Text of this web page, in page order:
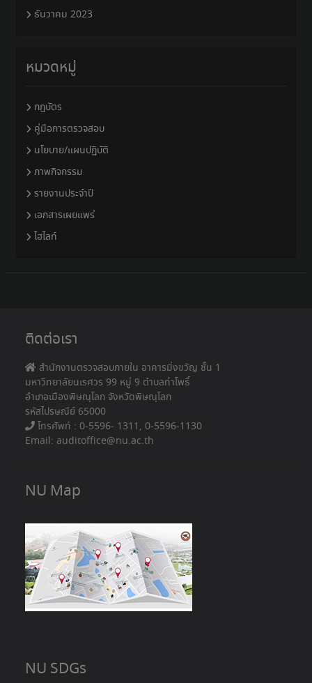
ธันวาคม 2023
หมวดหมู่
กฎบัตร
คู่มือการตรวจสอบ
นโยบาย/แผนปฏิบัติ
ภาพกิจกรรม
รายงานประจำปี
เอกสารเผยแพร่
ไฮไลท์
ติดต่อเรา
สำนักงานตรวจสอบภายใน อาคารมิ่งขวัญ ชั้น 1
มหาวิทยาลัยนเรศวร 99 หมู่ 9 ตำบลท่าโพธิ์
อำเภอเมืองพิษณุโลก จังหวัดพิษณุโลก
รหัสไปรษณีย์ 65000
โทรศัพท์ : 0-5596- 1311, 0-5596-1130
Email: auditoffice@nu.ac.th
NU Map
NU SDGs